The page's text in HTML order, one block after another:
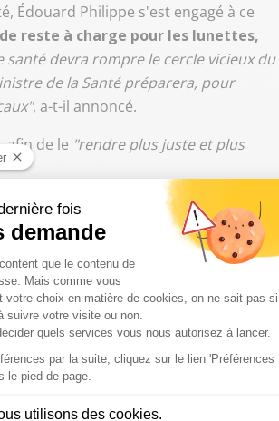
Édouard Philippe s'est engagé à ce
reste à charge pour les lunettes,
santé devra rompre le cercle vicieux du
de la Santé préparera, pour
, a-t-il annoncé.
afin de le "rendre plus juste et plus
la campagne présidentielle, Édouard
2022. Elle doit"contribuer d'ici la fin
de nos concitoyens", a déclaré le
mais redoutée par les élus, est
pour les contribuables."
"décréter depuis Paris la fin du mille-
localement leur organisation